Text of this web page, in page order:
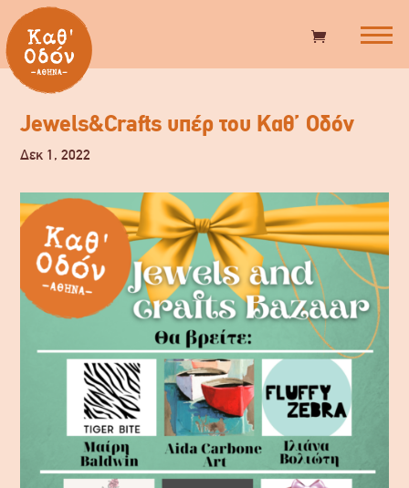
Jewels&Crafts υπέρ του Καθ’ Οδόν
Δεκ 1, 2022